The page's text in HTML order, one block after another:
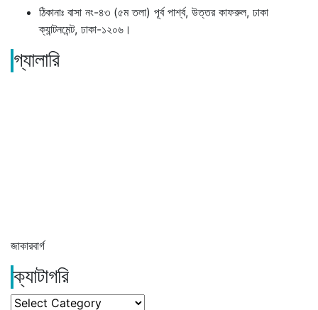
ঠিকানাঃ বাসা নং-৪৩ (৫ম তলা) পূর্ব পার্শ্ব, উত্তর কাফরুল, ঢাকা
ক্যান্টনমেন্ট, ঢাকা-১২০৬।
গ্যালারি
জাকারবার্গ
ক্যাটাগরি
ক্যাটাগরি